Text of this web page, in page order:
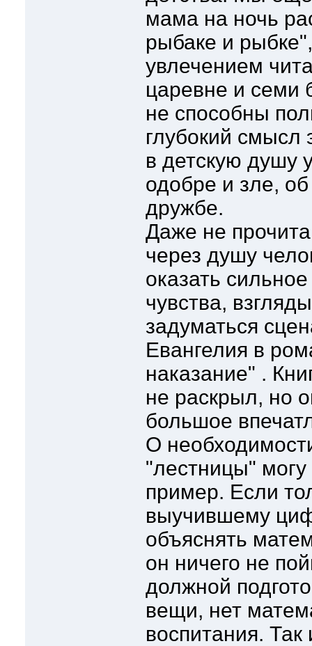
мама на ночь
рыбаке и
увлечением
царевне и семи
не способны
глубокий смысл
в детскую душу
одобре и зле,
дружбе.
Даже не
через душу
оказать
чувства,
задуматься
Евангелия в
наказание" .
не раскрыл, но
большое
О
"лестницы" могу
пример. Если
выучившему
объяснять
он ничего не
должной
вещи, нет
воспитания. Так